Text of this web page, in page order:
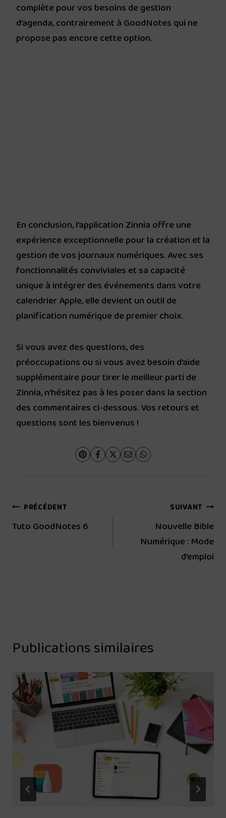
complète pour vos besoins de gestion
d’agenda, contrairement à GoodNotes qui ne
propose pas encore cette option.
En conclusion, l’application Zinnia offre une
expérience exceptionnelle pour la création et la
gestion de vos journaux numériques. Avec ses
fonctionnalités conviviales et sa capacité
unique à intégrer des événements dans votre
calendrier Apple, elle devient un outil de
planification numérique de premier choix.
Si vous avez des questions, des
préoccupations ou si vous avez besoin d’aide
supplémentaire pour tirer le meilleur parti de
Zinnia, n’hésitez pas à les poser dans la section
des commentaires ci-dessous. Vos retours et
questions sont les bienvenus !
Navigation
de
PRÉCÉDENT
Tuto GoodNotes 6
SUIVANT
Nouvelle Bible
Numérique : Mode
d’emploi
Publications similaires